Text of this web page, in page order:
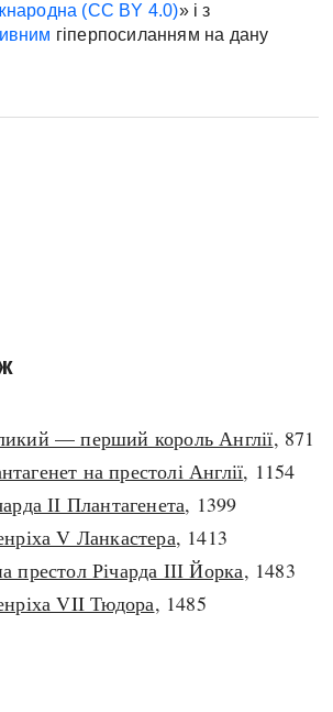
(CC BY 4.0)» і з
гіперпосиланням на дану
— перший король Англії, 871
на престолі Англії, 1154
ІІ Плантагенета, 1399
V Ланкастера, 1413
престол Річарда ІІІ Йорка, 1483
VII Тюдора, 1485